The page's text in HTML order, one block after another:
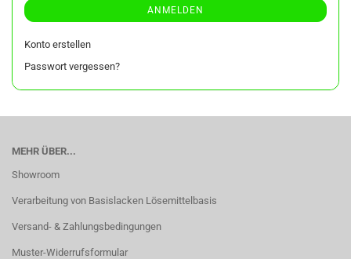
ANMELDEN
Konto erstellen
Passwort vergessen?
MEHR ÜBER...
Showroom
Verarbeitung von Basislacken Lösemittelbasis
Versand- & Zahlungsbedingungen
Muster-Widerrufsformular